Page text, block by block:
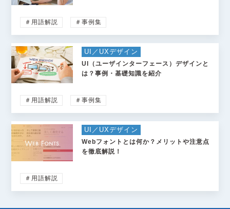
＃用語解説 ＃事例集
UI／UXデザイン
UI（ユーザインターフェース）デザインと
は？事例・基礎知識を紹介
＃用語解説 ＃事例集
UI／UXデザイン
Webフォントとは何か？メリットや注意点
を徹底解説！
＃用語解説